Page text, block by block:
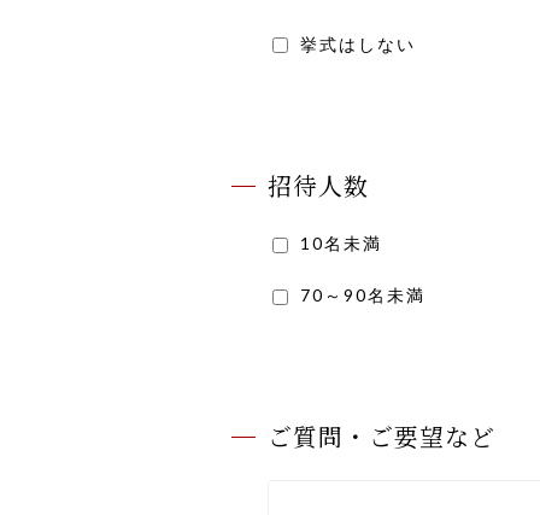
挙式はしない
招待人数
10名未満
70～90名未満
ご質問・ご要望など